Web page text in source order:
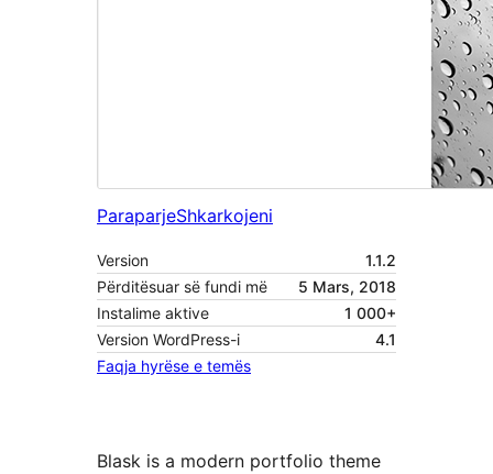
ParaparjeShkarkojeni
Version
1.1.2
Përditësuar së fundi më
5 Mars, 2018
Instalime aktive
1 000+
Version WordPress-i
4.1
Faqja hyrëse e temës
Blask is a modern portfolio theme